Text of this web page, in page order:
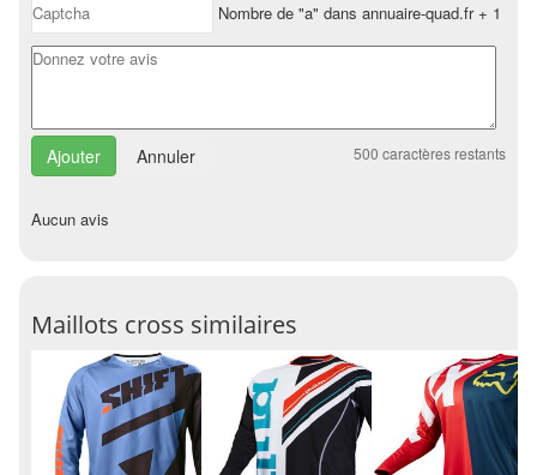
Nombre de "a" dans annuaire-quad.fr + 1
Annuler 500 caractères restants
Aucun avis
Maillots cross similaires